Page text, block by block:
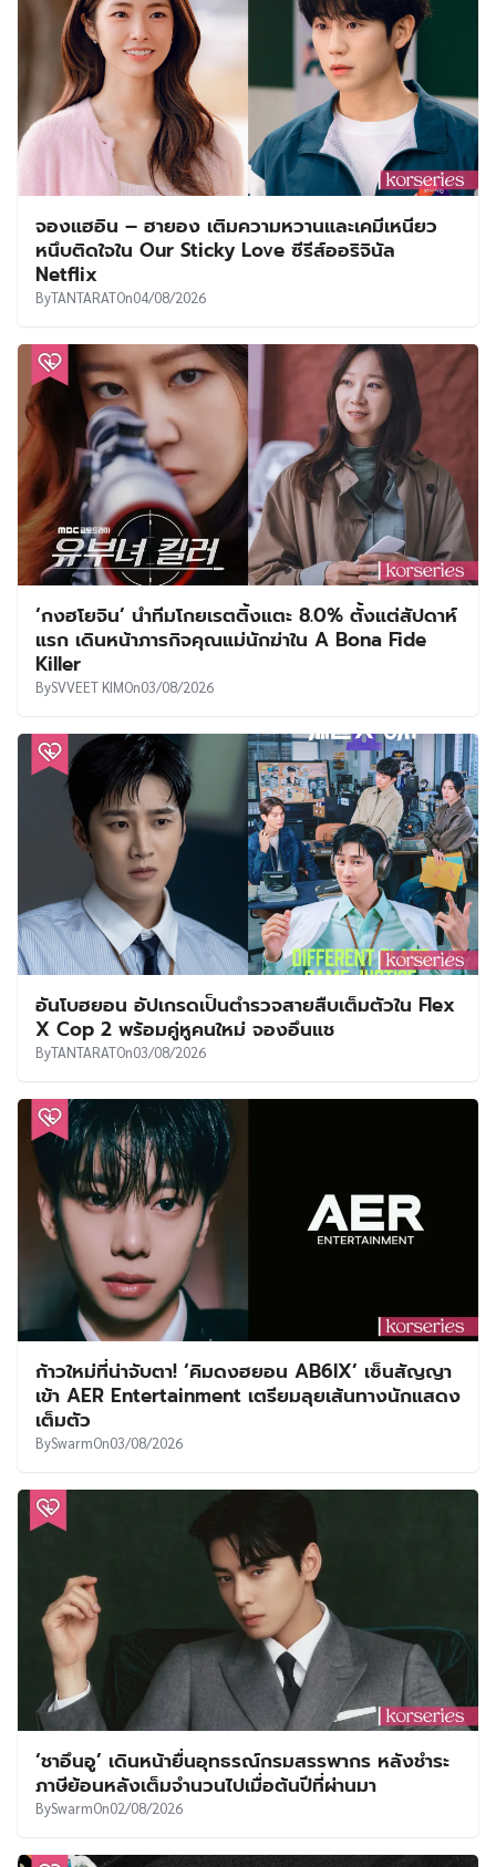
จองแฮอิน – ฮายอง เติมความหวานและเคมีเหนียว
หนึบติดใจใน Our Sticky Love ซีรีส์ออริจินัล
Netflix
ByTANTARATOn04/08/2026
‘กงฮโยจิน’ นำทีมโกยเรตติ้งแตะ 8.0% ตั้งแต่สัปดาห์
แรก เดินหน้าภารกิจคุณแม่นักฆ่าใน A Bona Fide
Killer
BySVVEET KIMOn03/08/2026
อันโบฮยอน อัปเกรดเป็นตำรวจสายสืบเต็มตัวใน Flex
X Cop 2 พร้อมคู่หูคนใหม่ จองอึนแช
ByTANTARATOn03/08/2026
ก้าวใหม่ที่น่าจับตา! ‘คิมดงฮยอน AB6IX’ เซ็นสัญญา
เข้า AER Entertainment เตรียมลุยเส้นทางนักแสดง
เต็มตัว
BySwarmOn03/08/2026
‘ชาอึนอู’ เดินหน้ายื่นอุทธรณ์กรมสรรพากร หลังชำระ
ภาษีย้อนหลังเต็มจำนวนไปเมื่อต้นปีที่ผ่านมา
BySwarmOn02/08/2026